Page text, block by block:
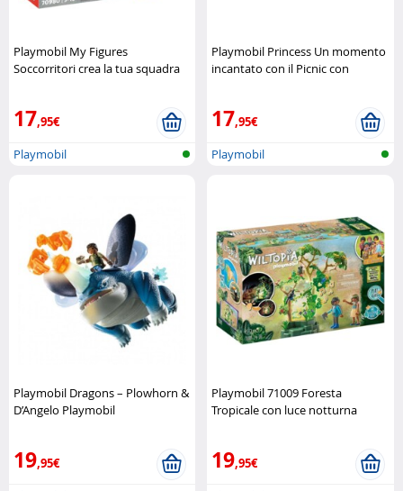
Playmobil My Figures
Soccorritori crea la tua squadra
17,95€
Playmobil
Playmobil Princess Un momento
incantato con il Picnic con
17,95€
Playmobil
Playmobil Dragons – Plowhorn &
D’Angelo Playmobil
19,95€
Playmobil 71009 Foresta
Tropicale con luce notturna
19,95€